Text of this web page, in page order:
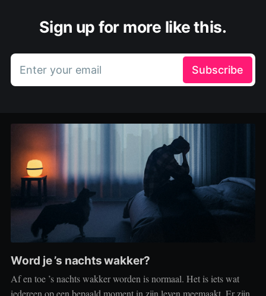
Sign up for more like this.
Enter your email Subscribe
Word je ’s nachts wakker?
Af en toe ’s nachts wakker worden is normaal. Het is iets wat
iedereen op een bepaald moment in zijn leven meemaakt. Er zijn